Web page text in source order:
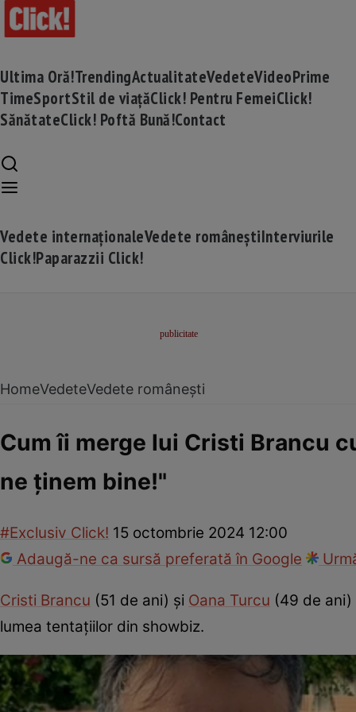
Ultima Oră!TrendingActualitateVedeteVideoPrime
TimeSportStil de viațăClick! Pentru FemeiClick!
SănătateClick! Poftă Bună!Contact
Vedete internaționaleVedete româneștiInterviurile
Click!Paparazzii Click!
HomeVedeteVedete românești
Cum îi merge lui Cristi Brancu
ne ținem bine!"
#Exclusiv Click! 15 octombrie 2024 12:00
Adaugă-ne ca sursă preferată în Google
Cristi Brancu (51 de ani) și Oana Turcu (49 de ani)
lumea tentațiilor din showbiz.